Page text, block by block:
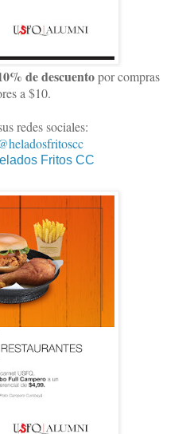
de descuentopor compras
a $10.
redes sociales:
Fritos CC